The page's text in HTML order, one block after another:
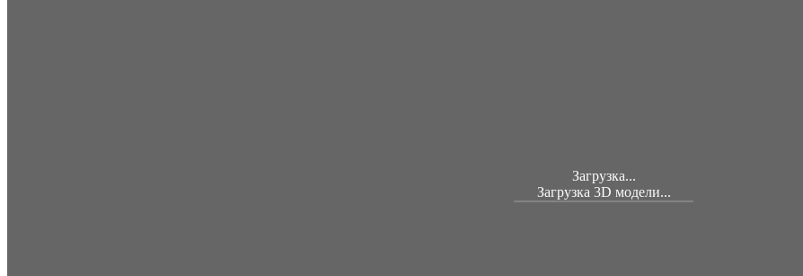
Загрузка...
Загрузка 3D модели...